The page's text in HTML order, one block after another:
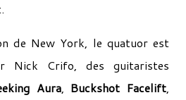
de New York, le quatuor est
Nick Crifo, des guitaristes
Aura, Buckshot Facelift,